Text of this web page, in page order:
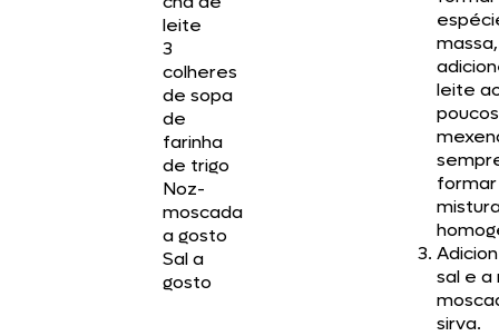
leite
3
colheres
de sopa
de
farinha
de trigo
Noz-
moscada
a gosto
Sal a
gosto
leite
sal e a
sirva.